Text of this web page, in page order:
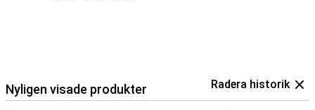
Nyligen visade produkter Radera historik